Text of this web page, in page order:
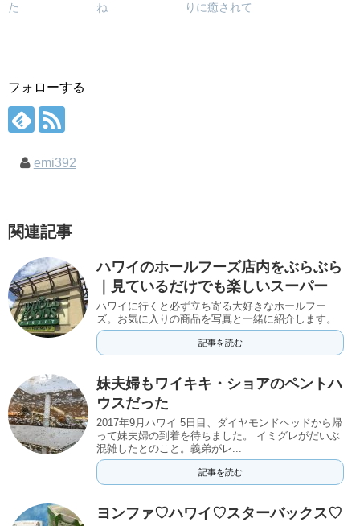
た ね りに癒されて
フォローする
emi392
関連記事
ハワイのホールフーズ店内をぶらぶら
｜見ているだけでも楽しいスーパー
ハワイに行くと必ず立ち寄る大好きなホールフー
ズ。お気に入りの商品を写真と一緒に紹介します。
記事を読む
妹夫婦もワイキキ・ショアのペントハ
ウスだった
2017年9月ハワイ 5日目、ダイヤモンドヘッドから帰
って妹夫婦の到着を待ちました。 イミグレがだいぶ
混雑したとのこと。義弟がレ...
記事を読む
ヨンファ♡ハワイ♡スターバックス♡